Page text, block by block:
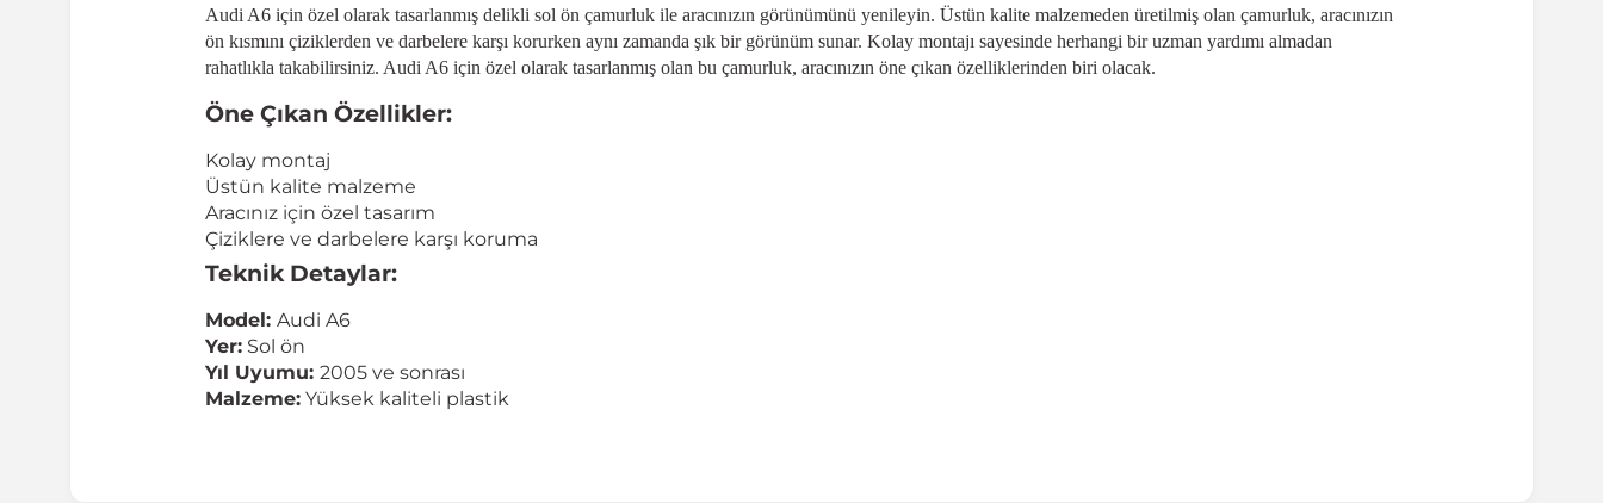
Audi A6 için özel olarak tasarlanmış delikli sol ön çamurluk ile aracınızın görünümünü yenileyin. Üstün kalite malzemeden üretilmiş olan çamurluk, aracınızın
ön kısmını çiziklerden ve darbelere karşı korurken aynı zamanda şık bir görünüm sunar. Kolay montajı sayesinde herhangi bir uzman yardımı almadan
rahatlıkla takabilirsiniz. Audi A6 için özel olarak tasarlanmış olan bu çamurluk, aracınızın öne çıkan özelliklerinden biri olacak.
Öne Çıkan Özellikler:
Kolay montaj
Üstün kalite malzeme
Aracınız için özel tasarım
Çiziklere ve darbelere karşı koruma
Teknik Detaylar:
Model: Audi A6
Yer: Sol ön
Yıl Uyumu: 2005 ve sonrası
Malzeme: Yüksek kaliteli plastik